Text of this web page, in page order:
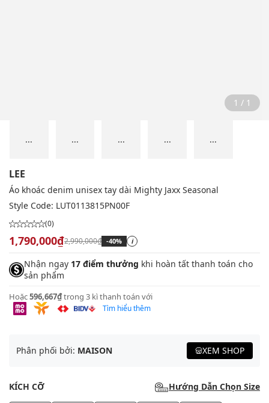
1 / 1
... ... ... ... ...
LEE
Áo khoác denim unisex tay dài Mighty Jaxx Seasonal
Style Code: LUT0113815PN00F
(0)
1,790,000₫2,990,000₫ -40% i
Nhận ngay 17 điểm thưởng khi hoàn tất thanh toán cho
sản phẩm
Hoặc596,667₫trong 3 kì thanh toán với
Tìm hiểu thêm
Phân phối bởi: MAISON XEM SHOP
KÍCH CỠ Hướng Dẫn Chọn Size